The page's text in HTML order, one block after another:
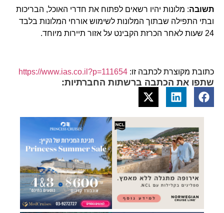
תשובה: מלונות יהיו רשאים לפתוח את חדרי האוכל, הבריכות
ובתי התפילה שבתוך המלונות לשימוש אורחי המלונות בלבד
24 שעות לאחר הכרזת הקבינט על אזור תיירות מיוחד.
כתובת מקוצרת לכתבה זו: https://www.ias.co.il?p=111654
שתפו את הכתבה ברשתות החברתיות: